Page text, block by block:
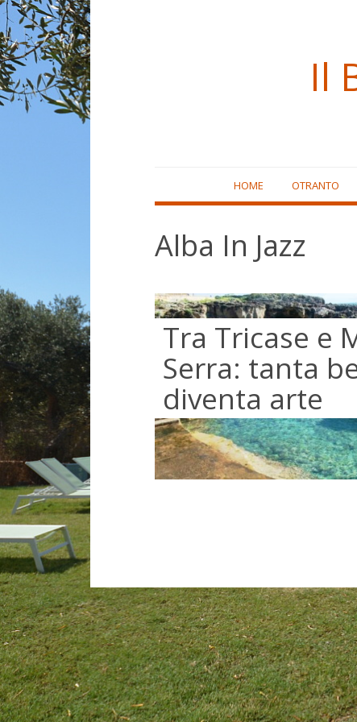
Il
content
HOME OTRANTO
Alba In Jazz
Tra Tricase e
Serra: tanta
diventa arte